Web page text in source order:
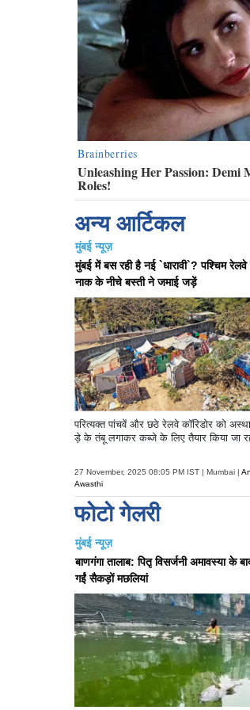
अन्य आर्टिकल
मुंबई न्यूज़
मुंबई में बस रही है नई `धारावी`? पश्चिम रेलवे
नाक के नीचे बस्ती ने जमाई जड़ें
परित्यक्त पांचवें और छठे रेलवे कॉरिडोर को
ड़े के तंबू लगाकर कब्जे के लिए तैयार किया जा
27 November, 2025 08:05 PM IST | Mumbai |
Awasthi
फोटो गेलरी
मुंबई न्यूज़
बाणगंगा तालाब: पितृ विसर्जनी अमावस्या के
गईं सैकड़ों मछलियां